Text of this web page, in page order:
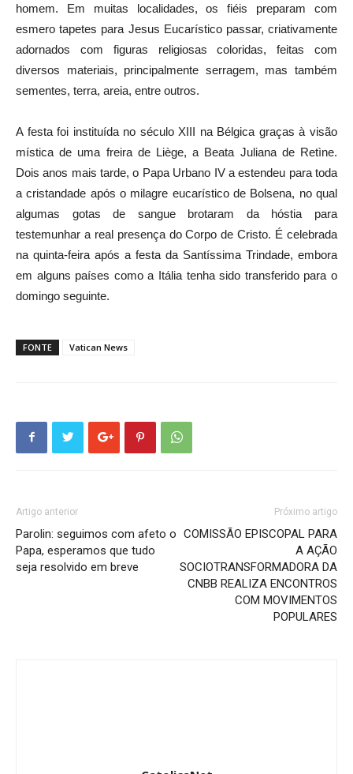
homem. Em muitas localidades, os fiéis preparam com
esmero tapetes para Jesus Eucarístico passar, criativamente
adornados com figuras religiosas coloridas, feitas com
diversos materiais, principalmente serragem, mas também
sementes, terra, areia, entre outros.
A festa foi instituída no século XIII na Bélgica graças à visão
mística de uma freira de Liège, a Beata Juliana de Retìne.
Dois anos mais tarde, o Papa Urbano IV a estendeu para toda
a cristandade após o milagre eucarístico de Bolsena, no qual
algumas gotas de sangue brotaram da hóstia para
testemunhar a real presença do Corpo de Cristo. É celebrada
na quinta-feira após a festa da Santíssima Trindade, embora
em alguns países como a Itália tenha sido transferido para o
domingo seguinte.
FONTE Vatican News
Artigo anterior
Parolin: seguimos com afeto o
Papa, esperamos que tudo
seja resolvido em breve
Próximo artigo
COMISSÃO EPISCOPAL PARA
A AÇÃO
SOCIOTRANSFORMADORA DA
CNBB REALIZA ENCONTROS
COM MOVIMENTOS
POPULARES